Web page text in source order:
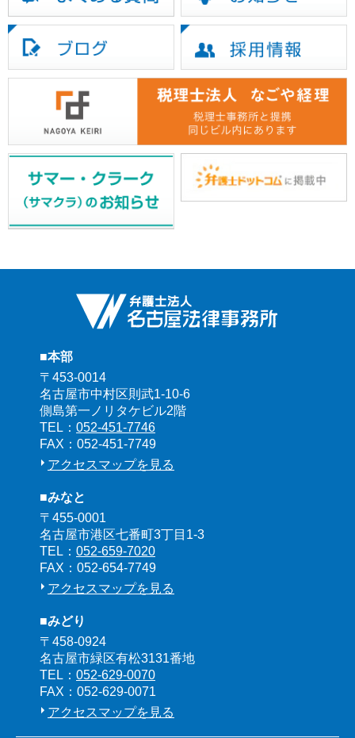
■本部
〒453-0014
名古屋市中村区則武1-10-6
側島第一ノリタケビル2階
TEL： 052-451-7746
FAX：052-451-7749
アクセスマップを見る
■みなと
〒455-0001
名古屋市港区七番町3丁目1-3
TEL： 052-659-7020
FAX：052-654-7749
アクセスマップを見る
■みどり
〒458-0924
名古屋市緑区有松3131番地
TEL： 052-629-0070
FAX：052-629-0071
アクセスマップを見る